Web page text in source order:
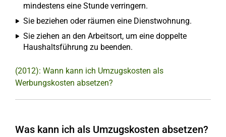
mindestens eine Stunde verringern.
Sie beziehen oder räumen eine Dienstwohnung.
Sie ziehen an den Arbeitsort, um eine doppelte
Haushaltsführung zu beenden.
(2012): Wann kann ich Umzugskosten als
Werbungskosten absetzen?
Was kann ich als Umzugskosten absetzen?